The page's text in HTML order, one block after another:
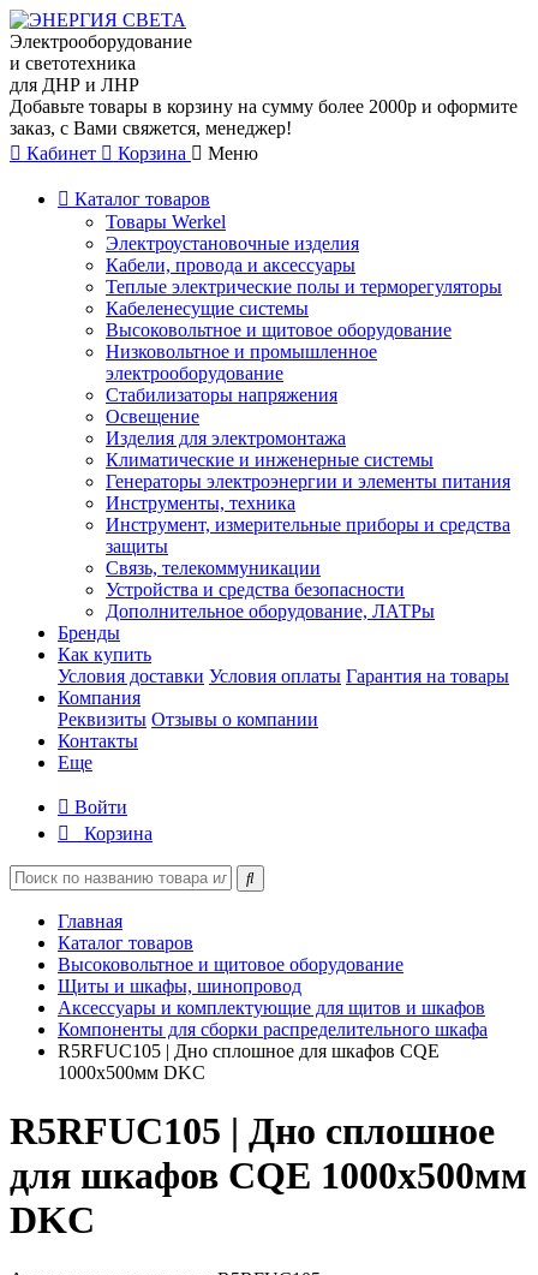
Электрооборудование
и светотехника
для ДНР и ЛНР
Добавьте товары в корзину на сумму более 2000р и оформите
заказ, с Вами свяжется, менеджер!
Кабинет
Корзина Меню
Каталог товаров
Товары Werkel
Электроустановочные изделия
Кабели, провода и аксессуары
Теплые электрические полы и терморегуляторы
Кабеленесущие системы
Высоковольтное и щитовое оборудование
Низковольтное и промышленное
электрооборудование
Стабилизаторы напряжения
Освещение
Изделия для электромонтажа
Климатические и инженерные системы
Генераторы электроэнергии и элементы питания
Инструменты, техника
Инструмент, измерительные приборы и средства
защиты
Связь, телекоммуникации
Устройства и средства безопасности
Дополнительное оборудование, ЛАТРы
Бренды
Как купить
Условия доставки Условия оплаты Гарантия на товары
Компания
Реквизиты Отзывы о компании
Контакты
Еще
Войти
Корзина
Главная
Каталог товаров
Высоковольтное и щитовое оборудование
Щиты и шкафы, шинопровод
Аксессуары и комплектующие для щитов и шкафов
Компоненты для сборки распределительного шкафа
R5RFUC105 | Дно сплошное для шкафов CQE
1000х500мм DKC
R5RFUC105 | Дно сплошное
для шкафов CQE 1000х500мм
DKC